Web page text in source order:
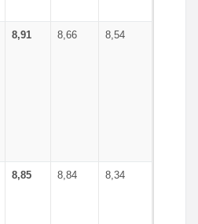
8,91 8,66 8,54
8,85 8,84 8,34